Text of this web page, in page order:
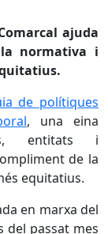
ajuda
normativa i
de polítiques
, una eina
entitats i
de la
equitatius.
en marxa del
del passat mes